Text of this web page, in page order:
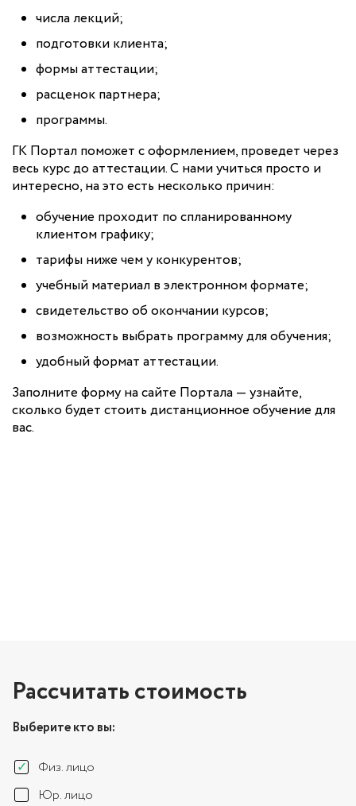
числа лекций;
подготовки клиента;
формы аттестации;
расценок партнера;
программы.
ГК Портал поможет с оформлением, проведет через
весь курс до аттестации. С нами учиться просто и
интересно, на это есть несколько причин:
обучение проходит по спланированному
клиентом графику;
тарифы ниже чем у конкурентов;
учебный материал в электронном формате;
свидетельство об окончании курсов;
возможность выбрать программу для обучения;
удобный формат аттестации.
Заполните форму на сайте Портала — узнайте,
сколько будет стоить дистанционное обучение для
вас.
Рассчитать стоимость
Выберите кто вы:
Физ. лицо
Юр. лицо